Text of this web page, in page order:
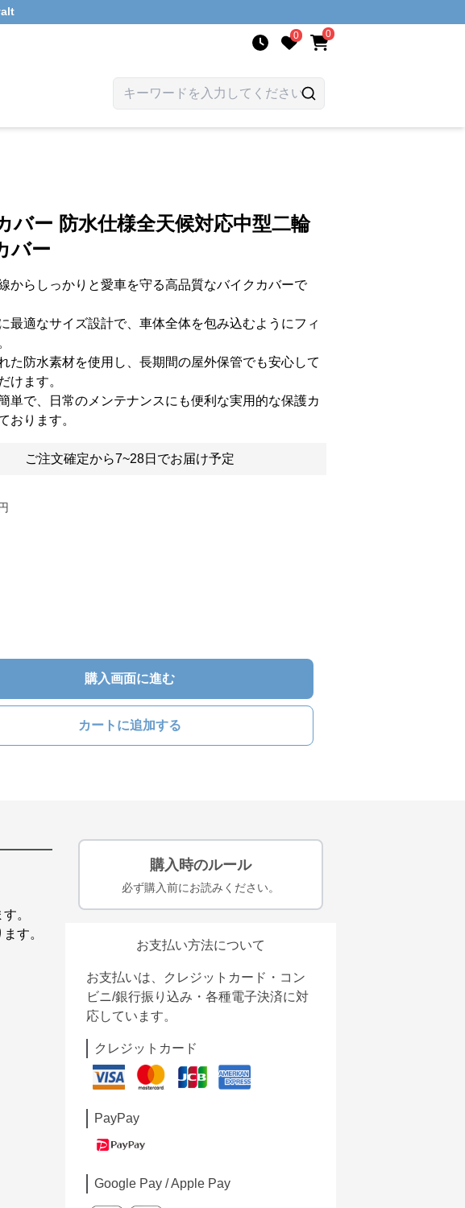
0 0
バー 防水仕様全天候対応中型二輪
バー
からしっかりと愛車を守る高品質なバイクカバーで
最適なサイズ設計で、車体全体を包み込むようにフィ
た防水素材を使用し、長期間の屋外保管でも安心して
けます。
単で、日常のメンテナンスにも便利な実用的な保護カ
おります。
ご注文確定から7~28日でお届け予定
購入画面に進む
カートに追加する
。
す。
購入時のルール
必ず購入前にお読みください。
お支払い方法について
お支払いは、クレジットカード・コン
ビニ/銀行振り込み・各種電子決済に対
応しています。
クレジットカード
PayPay
Google Pay / Apple Pay